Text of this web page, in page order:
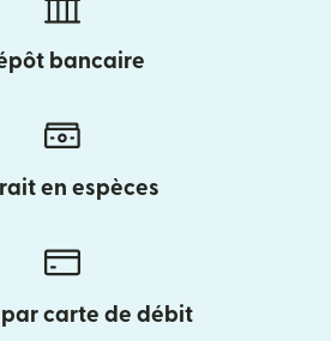
bancaire
en espèces
par carte de débit